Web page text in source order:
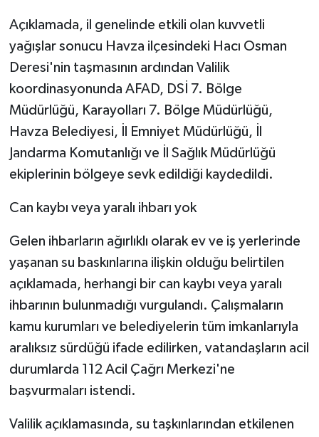
Açıklamada, il genelinde etkili olan kuvvetli
yağışlar sonucu Havza ilçesindeki Hacı Osman
Deresi'nin taşmasının ardından Valilik
koordinasyonunda AFAD, DSİ 7. Bölge
Müdürlüğü, Karayolları 7. Bölge Müdürlüğü,
Havza Belediyesi, İl Emniyet Müdürlüğü, İl
Jandarma Komutanlığı ve İl Sağlık Müdürlüğü
ekiplerinin bölgeye sevk edildiği kaydedildi.
Can kaybı veya yaralı ihbarı yok
Gelen ihbarların ağırlıklı olarak ev ve iş yerlerinde
yaşanan su baskınlarına ilişkin olduğu belirtilen
açıklamada, herhangi bir can kaybı veya yaralı
ihbarının bulunmadığı vurgulandı. Çalışmaların
kamu kurumları ve belediyelerin tüm imkanlarıyla
aralıksız sürdüğü ifade edilirken, vatandaşların acil
durumlarda 112 Acil Çağrı Merkezi'ne
başvurmaları istendi.
Valilik açıklamasında, su taşkınlarından etkilenen